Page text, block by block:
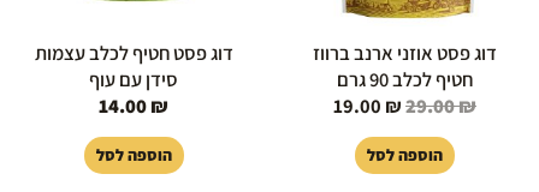
דוג פסט אוזני ארנב ברווז
חטיף לכלב 90 גרם
29.00₪
19.00 ₪
הוספה לסל
דוג פסט חטיף לכלב עצמות
סידן עם עוף
14.00₪
הוספה לסל